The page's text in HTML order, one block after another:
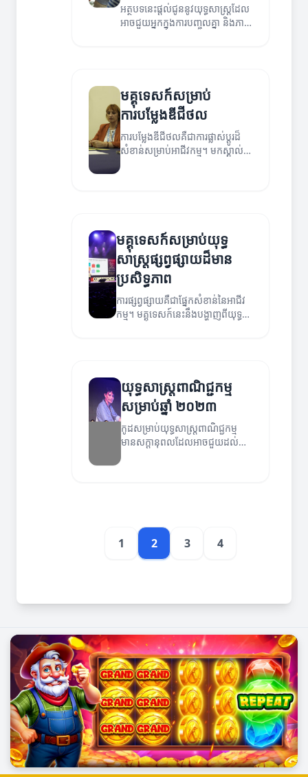
អត្ថបទនេះផ្តល់ជូននូវយុទ្ធសាស្ត្រដែល
អាចជួយអ្នកក្នុងការបញ្ចូលគ្នា និងភាព
មគ្គុទេសក៍សម្រាប់
ការបម្លែងឌីជីថល
ការបម្លែងឌីជីថលគឺជាការផ្លាស់ប្តូរដ៏
សំខាន់សម្រាប់អាជីវកម្ម។ មកស្គាល់
មគ្គុទេសក៍សម្រាប់យុទ្ធ
សាស្ត្រផ្សព្វផ្សាយដ៏មាន
ប្រសិទ្ធភាព
ការផ្សព្វផ្សាយគឺជាផ្នែកសំខាន់នៃអាជីវ
កម្ម។ មគ្គុទេសក៍នេះនឹងបង្ហាញពីយុទ្ធ
យុទ្ធសាស្ត្រពាណិជ្ជកម្ម
សម្រាប់ឆ្នាំ ២០២៣
កូដសម្រាប់យុទ្ធសាស្ត្រពាណិជ្ជកម្ម
មានសក្តានុពលដែលអាចជួយដល់
1 2 3 4